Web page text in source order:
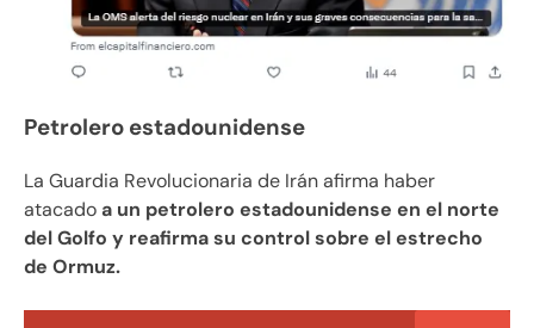
Petrolero estadounidense
La Guardia Revolucionaria de Irán afirma haber
atacadoa un petrolero estadounidense en el norte
del Golfo y reafirma su control sobre el estrecho
de Ormuz.